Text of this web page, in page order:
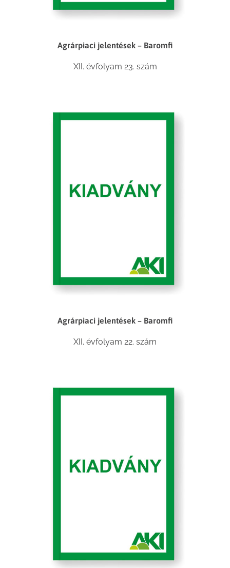
Agrárpiaci jelentések – Baromfi
XII. évfolyam 23. szám
Agrárpiaci jelentések – Baromfi
XII. évfolyam 22. szám